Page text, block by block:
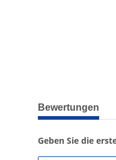
weitere
Bewertungen
Geben Sie die